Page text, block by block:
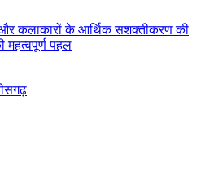
कलाकारों के आर्थिक सशक्तीकरण की
महत्वपूर्ण पहल